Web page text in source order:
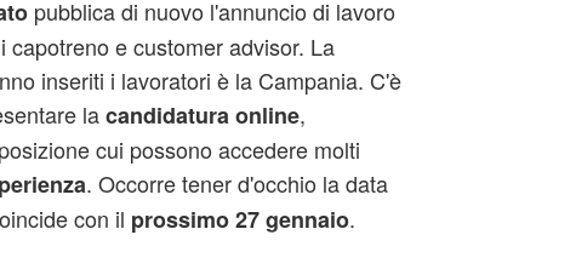
pubblica di nuovo l'annuncio di lavoro
capotreno e customer advisor. La
inseriti i lavoratori è la Campania. C'è
lacandidatura online,
cui possono accedere molti
. Occorre tener d'occhio la data
con il prossimo 27 gennaio.